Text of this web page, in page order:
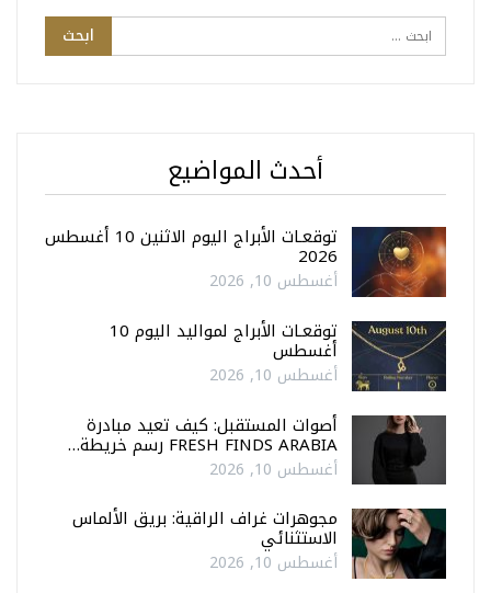
أحدث المواضيع
توقعـات الأبراج اليوم الاثنين 10 أغسطس
2026
أغسطس 10, 2026
توقعـات الأبراج لمواليد اليوم 10
أغسطس
أغسطس 10, 2026
أصوات المستقبل: كيف تعيد مبادرة
FRESH FINDS ARABIA رسم خريطة…
أغسطس 10, 2026
مجوهرات غراف الراقية: بريق الألماس
الاستثنائي
أغسطس 10, 2026